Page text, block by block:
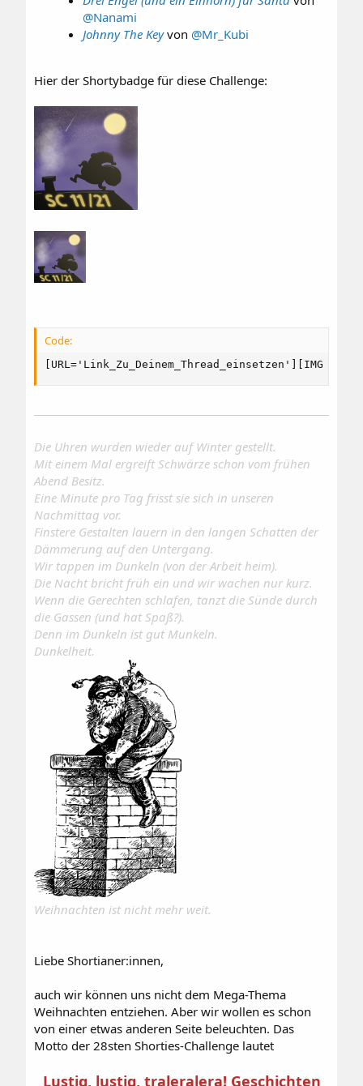
@Nanami
Johnny The Keyvon @Mr_Kubi
Hier der Shortybadge für diese Challenge:
Code:
[URL='Link_Zu_Deinem_Thread_einsetzen'][IMG
Die Uhren wurden wieder auf Winter gestellt.
Mit einem Mal ergreift Schwärze schon vom frühen
Abend Besitz.
Eine Minute pro Tag frisst sie sich in unseren
Nachmittag vor.
Finstere Gestalten lauern in den langen Schatten der
Dämmerung auf den Untergang.
Wir tappen im Dunkeln (von der Arbeit heim).
Die Nacht bricht früh ein und wir wachen nur kurz.
Wenn die Gerechten schlafen, tanzt die Sünde durch
die Gassen (und hat Spaß?).
Denn im Dunkeln ist gut Munkeln.
Dunkelheit.
Weihnachten ist nicht mehr weit.
Liebe Shortianer:innen,
auch wir können uns nicht dem Mega-Thema
Weihnachten entziehen. Aber wir wollen es schon
von einer etwas anderen Seite beleuchten. Das
Motto der 28sten Shorties-Challenge lautet
Lustig, lustig, traleralera! Geschichten